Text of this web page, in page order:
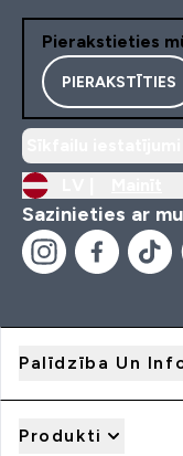
Pierakstieties
PIERAKSTĪTIES
Sazinieties ar
Palīdzība Un
Produkti